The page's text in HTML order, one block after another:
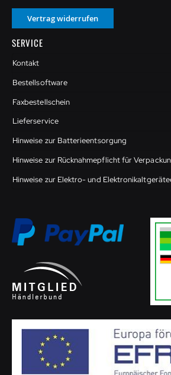
Vertrag widerrufen
SERVICE
Kontakt
Bestellsoftware
Faxbestellschein
Lieferservice
Hinweise zur Batterieentsorgung
Hinweise zur Rücknahmepflicht für
Hinweise zur Elektro- und